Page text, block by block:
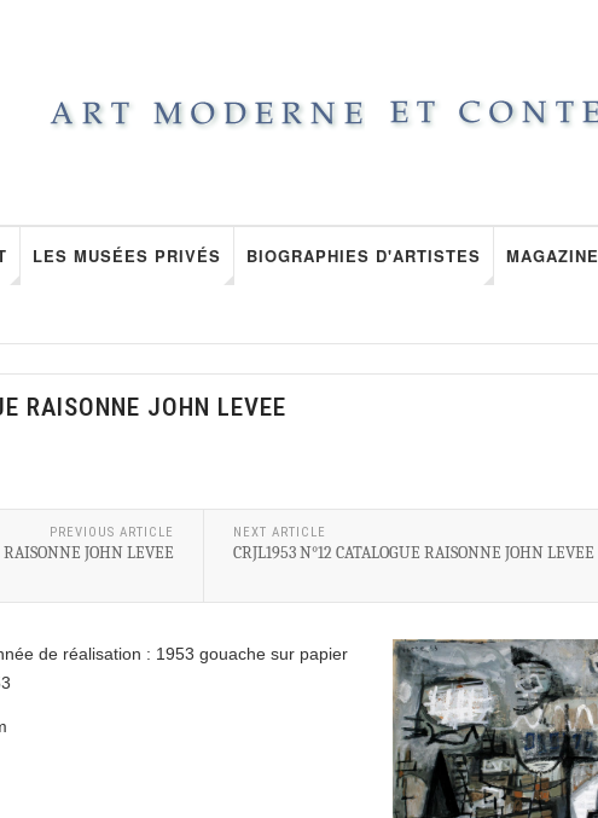
LES MUSÉES PRIVÉS BIOGRAPHIES D'ARTISTES MAGAZINE
RAISONNE JOHN LEVEE
PREVIOUS ARTICLE
RAISONNE JOHN LEVEE
NEXT ARTICLE
CRJL1953 N°12 CATALOGUE RAISONNE JOHN LEVEE
de réalisation : 1953 gouache sur papier